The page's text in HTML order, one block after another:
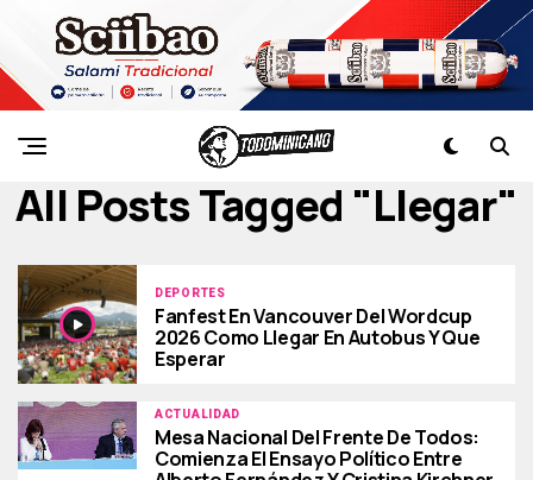
All Posts Tagged "llegar"
DEPORTES
Fanfest En Vancouver Del Wordcup
2026 Como Llegar En Autobus Y Que
Esperar
ACTUALIDAD
Mesa Nacional Del Frente De Todos:
Comienza El Ensayo Político Entre